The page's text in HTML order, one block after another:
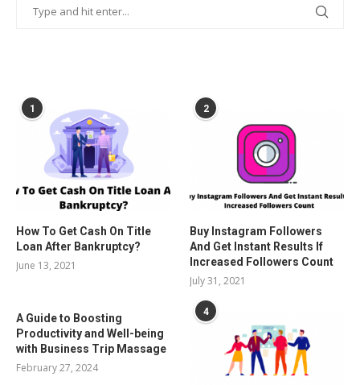
1
How To Get Cash On Title
Loan After Bankruptcy?
June 13, 2021
2
Buy Instagram Followers
And Get Instant Results If
Increased Followers Count
July 31, 2021
A Guide to Boosting
Productivity and Well-being
with Business Trip Massage
February 27, 2024
4